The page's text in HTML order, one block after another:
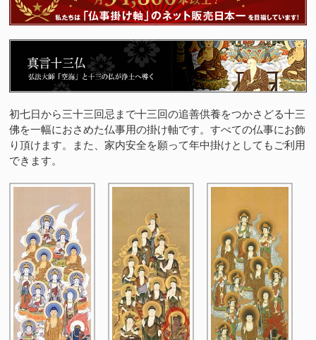
初七日から三十三回忌まで十三回の追善供養をつかさどる十三
佛を一幅におさめた仏事用の掛け軸です。すべての仏事にお飾
り頂けます。また、家内安全を願って年中掛けとしてもご利用
できます。